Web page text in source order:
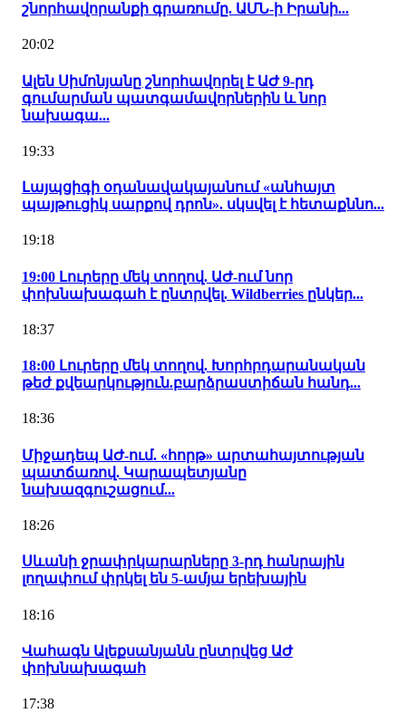
շնորհավորանքի գրառումը. ԱՄՆ-ի Իրանի...
20:02
Ալեն Սիմոնյանը շնորհավորել է ԱԺ 9-րդ
գումարման պատգամավորներին և նոր
նախագա...
19:33
Լայպցիգի օդանավակայանում «անհայտ
պայթուցիկ սարքով դրոն». սկսվել է հետաքննո...
19:18
19:00 Լուրերը մեկ տողով. ԱԺ-ում նոր
փոխնախագահ է ընտրվել. Wildberries ընկեր...
18:37
18:00 Լուրերը մեկ տողով. Խորհրդարանական
թեժ քվեարկություն.բարձրաստիճան հանդ...
18:36
Միջադեպ ԱԺ-ում. «հորթ» արտահայտության
պատճառով. Կարապետյանը
նախազգուշացում...
18:26
Սևանի ջրափրկարարները 3-րդ հանրային
լողափում փրկել են 5-ամյա երեխային
18:16
Վահագն Ալեքսանյանն ընտրվեց ԱԺ
փոխնախագահ
17:38